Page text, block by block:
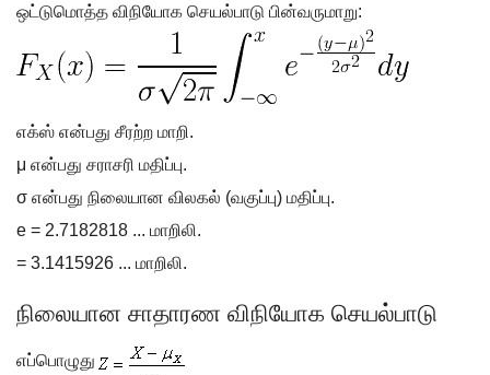
ஒட்டுமொத்த விநியோக செயல்பாடு பின்வருமாறு:
எக்ஸ் என்பது சீரற்ற மாறி.
μ என்பது சராசரி மதிப்பு.
σ என்பது நிலையான விலகல் (வகுப்பு) மதிப்பு.
e = 2.7182818 ... மாறிலி.
= 3.1415926 ... மாறிலி.
நிலையான சாதாரண விநியோக செயல்பாடு
எப்பொழுது